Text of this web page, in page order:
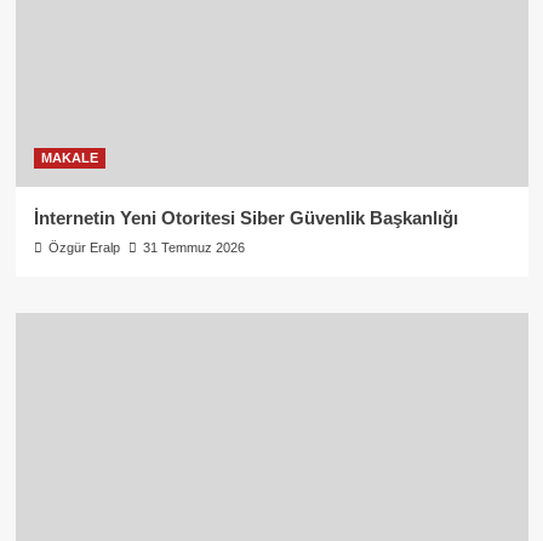
MAKALE
İnternetin Yeni Otoritesi Siber Güvenlik Başkanlığı
Özgür Eralp 31 Temmuz 2026